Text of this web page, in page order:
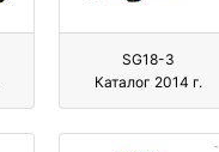
SG18-3
Каталог 2014 г.